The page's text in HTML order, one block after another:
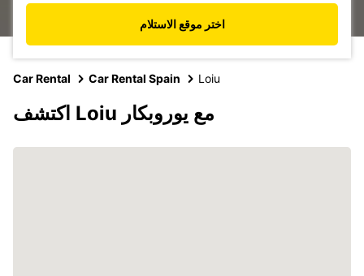
اختر موقع الاستلام
Car Rental Car Rental Spain Loiu
اكتشف Loiu مع يوروبكار